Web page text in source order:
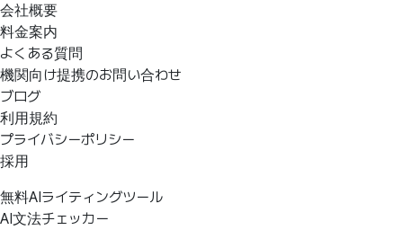
会社概要
料金案内
よくある質問
機関向け提携のお問い合わせ
ブログ
利用規約
プライバシーポリシー
採用
無料AIライティングツール
AI文法チェッカー